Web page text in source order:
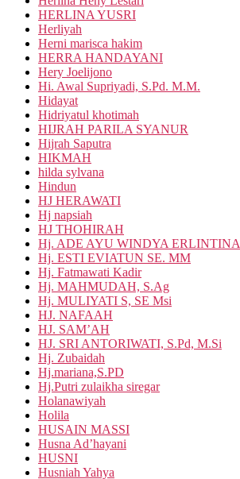
HERLINA YUSRI
Herliyah
Herni marisca hakim
HERRA HANDAYANI
Hery Joelijono
Hi. Awal Supriyadi, S.Pd. M.M.
Hidayat
Hidriyatul khotimah
HIJRAH PARILA SYANUR
Hijrah Saputra
HIKMAH
hilda sylvana
Hindun
HJ HERAWATI
Hj napsiah
HJ THOHIRAH
Hj. ADE AYU WINDYA ERLINTINA
Hj. ESTI EVIATUN SE. MM
Hj. Fatmawati Kadir
Hj. MAHMUDAH, S.Ag
Hj. MULIYATI S, SE Msi
HJ. NAFAAH
HJ. SAM’AH
HJ. SRI ANTORIWATI, S.Pd, M.Si
Hj. Zubaidah
Hj.mariana,S.PD
Hj.Putri zulaikha siregar
Holanawiyah
Holila
HUSAIN MASSI
Husna Ad’hayani
HUSNI
Husniah Yahya